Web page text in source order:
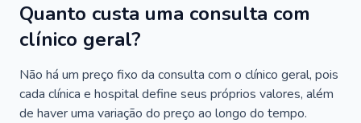
Quanto custa uma consulta com
clínico geral?
Não há um preço fixo da consulta com o clínico geral, pois
cada clínica e hospital define seus próprios valores, além
de haver uma variação do preço ao longo do tempo.